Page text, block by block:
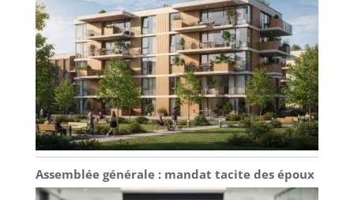
Assemblée générale : mandat tacite des époux